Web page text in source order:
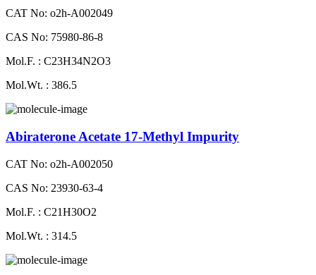
CAT No: o2h-A002049
CAS No: 75980-86-8
Mol.F. : C23H34N2O3
Mol.Wt. : 386.5
Abiraterone Acetate 17-Methyl Impurity
CAT No: o2h-A002050
CAS No: 23930-63-4
Mol.F. : C21H30O2
Mol.Wt. : 314.5